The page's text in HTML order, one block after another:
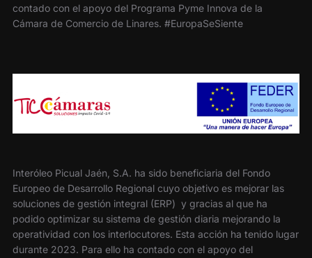
contado con el apoyo del Programa Pyme Innova de la
Cámara de Comercio de Linares. #EuropaSeSiente
Interóleo Picual Jaén, S.A. ha sido beneficiaria del Fondo
Europeo de Desarrollo Regional cuyo objetivo es mejorar las
soluciones de gestión integral (ERP) y gracias al que ha
podido optimizar su sistema de gestión diaria mejorando la
operatividad con los interlocutores. Esta acción ha tenido lugar
durante 2023. Para ello ha contado con el apoyo del